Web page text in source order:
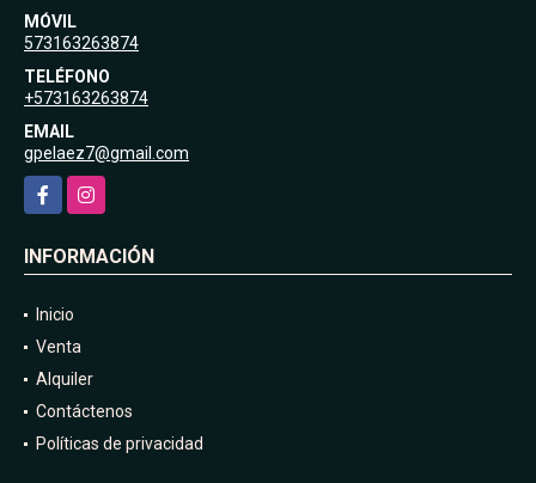
MÓVIL
573163263874
TELÉFONO
+573163263874
EMAIL
gpelaez7@gmail.com
FacebookInstagram
INFORMACIÓN
Inicio
Venta
Alquiler
Contáctenos
Políticas de privacidad